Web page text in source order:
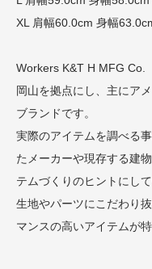
XL 肩幅60.0cm 身幅
Workers K&T H MFG Co.
岡山を拠点にし、主にア
ブランドです。
実際のアイテムを調べる
たメーカーや現存する建
テムづくりのヒントにして
生地やパーツにこだわり
マンスの高いアイテムが特